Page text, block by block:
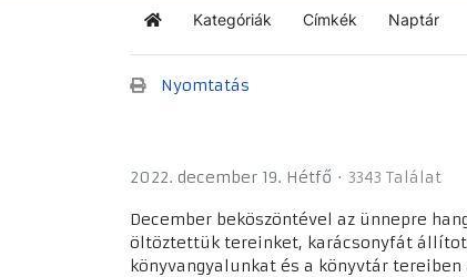
KezdőlapKategóriák Címkék Naptár
Nyomtatás
2022. december 19. Hétfő 3343 Találat
December beköszöntével az ünnepre
öltöztettük tereinket, karácsonyfát
könyvangyalunkat és a könyvtár